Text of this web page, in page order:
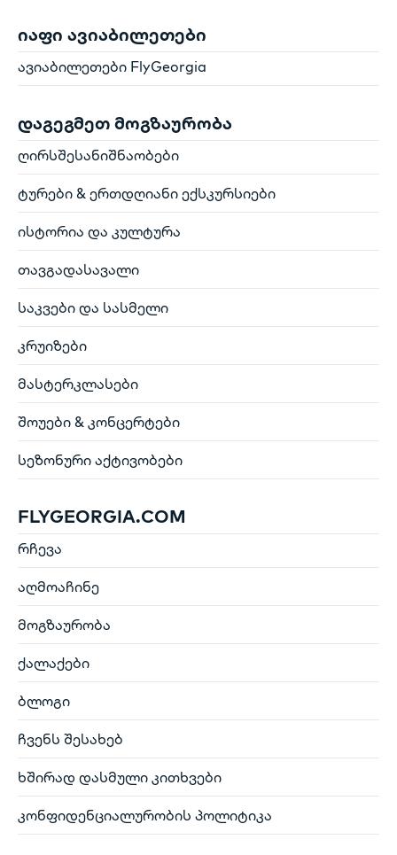
იაფი ავიაბილეთები
ავიაბილეთები FlyGeorgia
დაგეგმეთ მოგზაურობა
ღირსშესანიშნაობები
ტურები & ერთდღიანი ექსკურსიები
ისტორია და კულტურა
თავგადასავალი
საკვები და სასმელი
კრუიზები
მასტერკლასები
შოუები & კონცერტები
სეზონური აქტივობები
FLYGEORGIA.COM
რჩევა
აღმოაჩინე
მოგზაურობა
ქალაქები
ბლოგი
ჩვენს შესახებ
ხშირად დასმული კითხვები
კონფიდენციალურობის პოლიტიკა